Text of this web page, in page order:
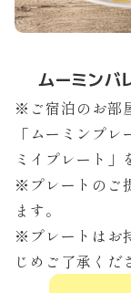
ムーミンバ
※ご宿泊のお部
「ムーミンプ
ミイプレート」
※プレートのご
ます。
※プレートはお
じめご了承くだ